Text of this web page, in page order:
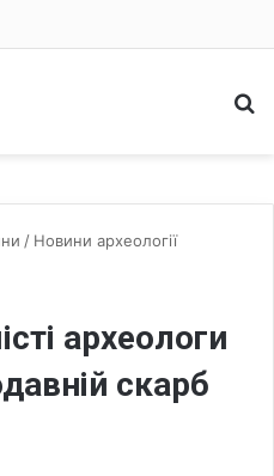
/ Новини археології
археологи
скарб